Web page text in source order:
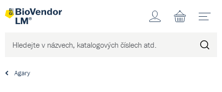
Účet
Agary